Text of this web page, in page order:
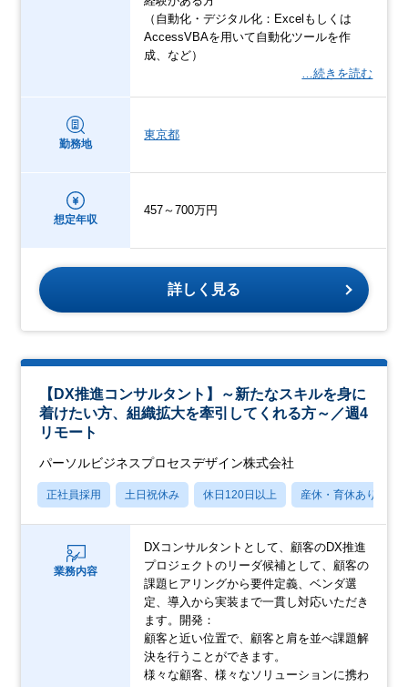
（自動化・デジタル化：Excelもしくは
AccessVBAを用いて自動化ツールを作
成、など）
…続きを読む
勤務地
東京都
想定年収
457～700万円
詳しく見る
【DX推進コンサルタント】～新たなスキルを身に
着けたい方、組織拡大を牽引してくれる方～／週4
リモート
パーソルビジネスプロセスデザイン株式会社
正社員採用 土日祝休み 休日120日以上 産休・育休あり
業務内容
DXコンサルタントとして、顧客のDX推進
プロジェクトのリーダ候補として、顧客の
課題ヒアリングから要件定義、ベンダ選
定、導入から実装まで一貫し対応いただき
ます。開発：
顧客と近い位置で、顧客と肩を並べ課題解
決を行うことができます。
様々な顧客、様々なソリューションに携わ